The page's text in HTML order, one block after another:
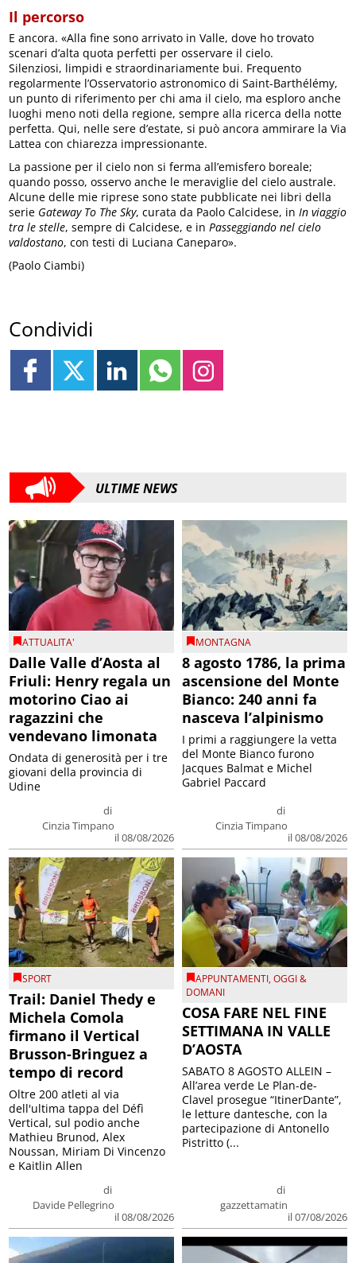
Il percorso
E ancora. «Alla fine sono arrivato in Valle, dove ho trovato
scenari d’alta quota perfetti per osservare il cielo.
Silenziosi, limpidi e straordinariamente bui. Frequento
regolarmente l’Osservatorio astronomico di Saint-Barthélémy,
un punto di riferimento per chi ama il cielo, ma esploro anche
luoghi meno noti della regione, sempre alla ricerca della notte
perfetta. Qui, nelle sere d’estate, si può ancora ammirare la Via
Lattea con chiarezza impressionante.
La passione per il cielo non si ferma all’emisfero boreale;
quando posso, osservo anche le meraviglie del cielo australe.
Alcune delle mie riprese sono state pubblicate nei libri della
serie Gateway To The Sky, curata da Paolo Calcidese, in In viaggio
tra le stelle, sempre di Calcidese, e in Passeggiando nel cielo
valdostano, con testi di Luciana Caneparo».
(Paolo Ciambi)
Condividi
ULTIME NEWS
ATTUALITA'
Dalle Valle d’Aosta al
Friuli: Henry regala un
motorino Ciao ai
ragazzini che
vendevano limonata
di
Cinzia Timpano
il 08/08/2026
Ondata di generosità per i tre
giovani della provincia di
Udine
MONTAGNA
8 agosto 1786, la prima
ascensione del Monte
Bianco: 240 anni fa
nasceva l’alpinismo
di
Cinzia Timpano
il 08/08/2026
I primi a raggiungere la vetta
del Monte Bianco furono
Jacques Balmat e Michel
Gabriel Paccard
SPORT
Trail: Daniel Thedy e
Michela Comola
firmano il Vertical
Brusson-Bringuez a
tempo di record
di
Davide Pellegrino
il 08/08/2026
Oltre 200 atleti al via
dell'ultima tappa del Défì
Vertical, sul podio anche
Mathieu Brunod, Alex
Noussan, Miriam Di Vincenzo
e Kaitlin Allen
APPUNTAMENTI,OGGI &
DOMANI
COSA FARE NEL FINE
SETTIMANA IN VALLE
D’AOSTA
di
gazzettamatin
il 07/08/2026
SABATO 8 AGOSTO ALLEIN –
All’area verde Le Plan-de-
Clavel prosegue “ItinerDante”,
le letture dantesche, con la
partecipazione di Antonello
Pistritto (...